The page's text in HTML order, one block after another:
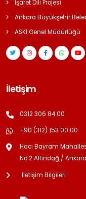
İşaret Dili Projesi
Ankara Büyükşehir
ASKİ Genel Müdürlüğü
İletişim
0312 306 84 00
+90 (312) 153 00 00
Hacı Bayram
No:2 Altındağ / Ankara
İletişim Bilgileri